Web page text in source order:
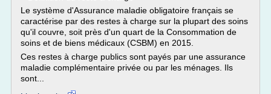
Le système d'Assurance maladie obligatoire français se
caractérise par des restes à charge sur la plupart des soins
qu'il couvre, soit près d'un quart de la Consommation de
soins et de biens médicaux (CSBM) en 2015.
Ces restes à charge publics sont payés par une assurance
maladie complémentaire privée ou par les ménages. Ils
sont...